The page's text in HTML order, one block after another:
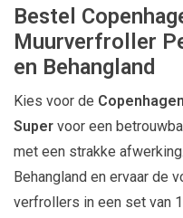
Bestel
Muurverfroller
en Behangland
Kies voor de
Super voor een
met een strakke
Behangland en ervaar de
verfrollers in een set van